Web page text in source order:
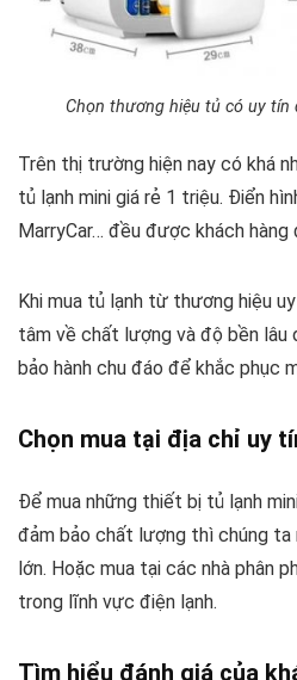
Chọn thương hiệu tủ có uy tín
Trên thị trường hiện nay có khá
tủ lạnh mini giá rẻ 1 triệu. Điển
MarryCar… đều được khách hàng
Khi mua tủ lạnh từ thương hiệu
tâm về chất lượng và độ bền lâu
bảo hành chu đáo để khắc phục
Chọn mua tại địa chỉ uy
Để mua những thiết bị tủ lạnh
đảm bảo chất lượng thì chúng ta
lớn. Hoặc mua tại các nhà phân
trong lĩnh vực điện lạnh.
Tìm hiểu đánh giá của